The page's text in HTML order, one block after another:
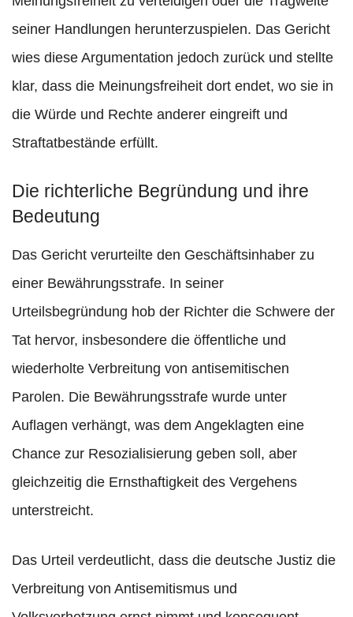
seiner Handlungen herunterzuspielen. Das Gericht
wies diese Argumentation jedoch zurück und stellte
klar, dass die Meinungsfreiheit dort endet, wo sie in
die Würde und Rechte anderer eingreift und
Straftatbestände erfüllt.
Die richterliche Begründung und ihre
Bedeutung
Das Gericht verurteilte den Geschäftsinhaber zu
einer Bewährungsstrafe. In seiner
Urteilsbegründung hob der Richter die Schwere der
Tat hervor, insbesondere die öffentliche und
wiederholte Verbreitung von antisemitischen
Parolen. Die Bewährungsstrafe wurde unter
Auflagen verhängt, was dem Angeklagten eine
Chance zur Resozialisierung geben soll, aber
gleichzeitig die Ernsthaftigkeit des Vergehens
unterstreicht.
Das Urteil verdeutlicht, dass die deutsche Justiz die
Verbreitung von Antisemitismus und